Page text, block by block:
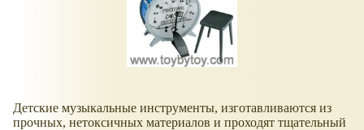
Детские музыкальные инструменты, изготавливаются из
прочных, нетоксичных материалов и проходят тщательный